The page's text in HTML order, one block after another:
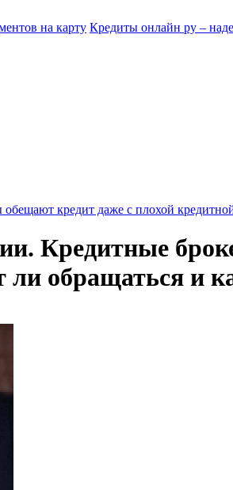
Кредиты онлайн ру –
кредит даже с плохой
Кредитные
ли обращаться и